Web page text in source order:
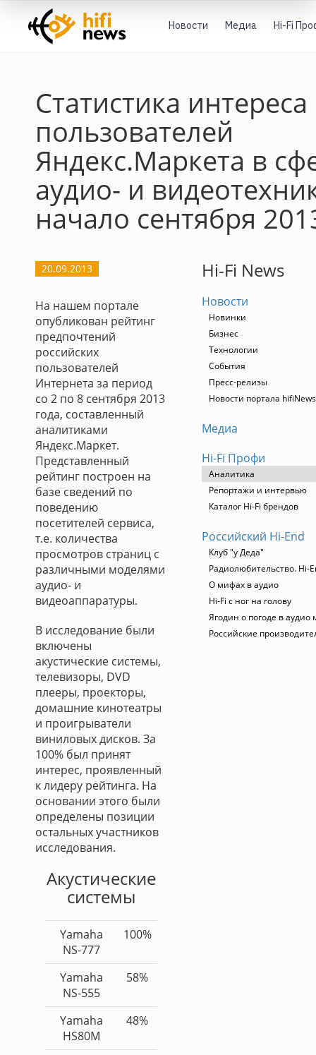
Новости Медиа Hi-Fi
Статистика интереса
пользователей
Яндекс.Маркета в
аудио- и
начало сентября
20.09.2013
На нашем портале
опубликован рейтинг
предпочтений
российских
пользователей
Интернета за период
со 2 по 8 сентября 2013
года, составленный
аналитиками
Яндекс.Маркет.
Представленный
рейтинг построен на
базе сведений по
поведению
посетителей сервиса,
т.е. количества
просмотров страниц с
различными моделями
аудио- и
видеоаппаратуры.
В исследование были
включены
акустические системы,
телевизоры, DVD
плееры, проекторы,
домашние кинотеатры
и проигрыватели
виниловых дисков. За
100% был принят
интерес, проявленный
к лидеру рейтинга. На
основании этого были
определены позиции
остальных участников
исследования.
Акустические
системы
Yamaha
NS-777
100%
Yamaha
NS-555
58%
Yamaha
HS80M
48%
Hi-Fi News
Новости
Новинки
Бизнес
Технологии
События
Пресс-релизы
Новости портала hifiNews
Медиа
Hi-Fi Профи
Аналитика
Репортажи и интервью
Каталог Hi-Fi брендов
Российский Hi-End
Клуб "у Деда"
Радиолюбительство. Hi-
О мифах в аудио
Hi-Fi с ног на голову
Ягодин о погоде в аудио
Российские